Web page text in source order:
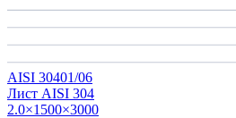
AISI 30401/06
Лист AISI 304
2.0×1500×3000